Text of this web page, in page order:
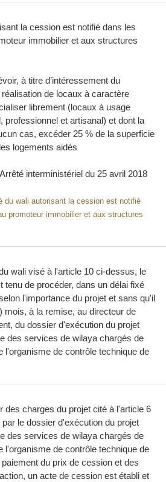
la cession est notifié dans les
immobilier et aux structures
à titre d’intéressement du
de locaux à caractère
librement (locaux à usage
professionnel et artisanal) et dont la
cas, excéder 25 % de la superficie
logements aidés
Arrêté interministériel du 25 avril 2018
du wali autorisant la cession est notifié
promoteur immobilier et aux structures
wali visé à l'article 10 ci-dessus, le
tenu de procéder, dans un délai fixé
l'importance du projet et sans qu'il
mois, à la remise, au directeur de
du dossier d'exécution du projet
des services de wilaya chargés de
l'organisme de contrôle technique de
des charges du projet cité à l'article 6
le dossier d'exécution du projet
des services de wilaya chargés de
l'organisme de contrôle technique de
du prix de cession et des
un acte de cession est établi et